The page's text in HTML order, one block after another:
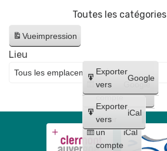
Toutes les catégories
Vueimpression
Créer
un
compte
Google
Créer
un
compte
iCal
Exporter
vers
Google
Exporter
vers
iCal
Lieu